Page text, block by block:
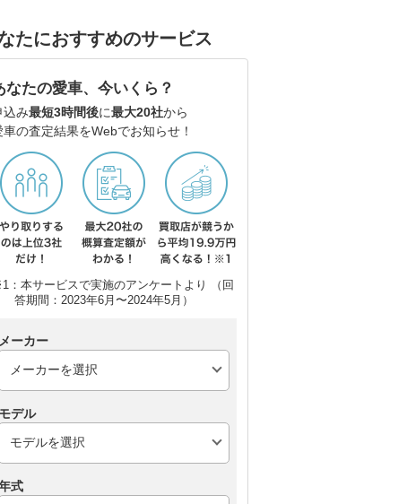
たにおすすめのサービス
なたの愛車、今いくら？
込み最短3時間後に最大20社から
車の査定結果をWebでお知らせ！
：本サービスで実施のアンケートより （回
答期間：2023年6月〜2024年5月）
メーカー
モデル
式